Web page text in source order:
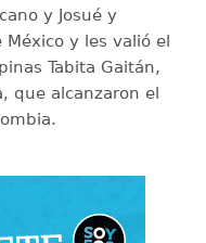
y Josué y
y les valió el
Tabita Gaitán,
que alcanzaron el